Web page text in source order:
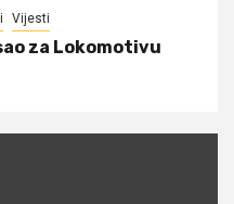
Vijesti
za Lokomotivu